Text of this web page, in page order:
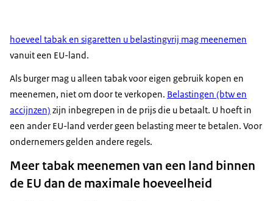
hoeveel tabak en sigaretten u belastingvrij mag meenemen
vanuit een EU-land.
Als burger mag u alleen tabak voor eigen gebruik kopen en
meenemen, niet om door te verkopen. Belastingen (btw en
accijnzen) zijn inbegrepen in de prijs die u betaalt. U hoeft in
een ander EU-land verder geen belasting meer te betalen. Voor
ondernemers gelden andere regels.
Meer tabak meenemen van een land binnen
de EU dan de maximale hoeveelheid